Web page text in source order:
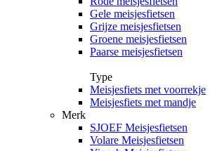
Gele meisjesfietsen
Grijze meisjesfietsen
Groene meisjesfietsen
Paarse meisjesfietsen
Type
Meisjesfiets met voorrekje
Meisjesfiets met mandje
Merk
SJOEF Meisjesfietsen
Volare Meisjesfietsen